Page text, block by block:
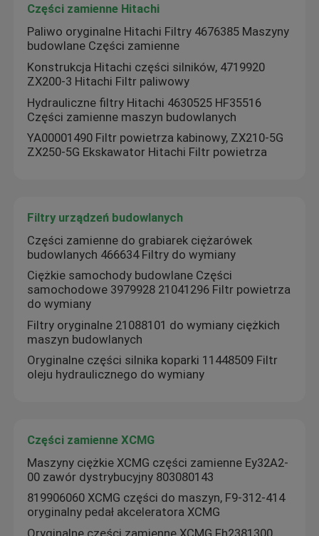
Dom
Produkty
O nas
Skontaktuj się z nami
Części zamienne Hitachi
Paliwo oryginalne Hitachi Filtry 4676385 Maszyny
budowlane Części zamienne
Konstrukcja Hitachi części silników, 4719920
ZX200-3 Hitachi Filtr paliwowy
Hydrauliczne filtry Hitachi 4630525 HF35516
Części zamienne maszyn budowlanych
YA00001490 Filtr powietrza kabinowy, ZX210-5G
ZX250-5G Ekskawator Hitachi Filtr powietrza
Filtry urządzeń budowlanych
Części zamienne do grabiarek ciężarówek
budowlanych 466634 Filtry do wymiany
Ciężkie samochody budowlane Części
samochodowe 3979928 21041296 Filtr powietrza
do wymiany
Filtry oryginalne 21088101 do wymiany ciężkich
maszyn budowlanych
Oryginalne części silnika koparki 11448509 Filtr
oleju hydraulicznego do wymiany
Części zamienne XCMG
Maszyny ciężkie XCMG części zamienne Ey32A2-
00 zawór dystrybucyjny 803080143
819906060 XCMG części do maszyn, F9-312-414
oryginalny pedał akceleratora XCMG
Oryginalne części zamienne XCMG Fh2381300